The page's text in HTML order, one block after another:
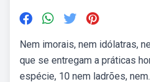
Nem imorais, nem idólatras,
que se entregam a práticas
espécie, 10 nem ladrões,